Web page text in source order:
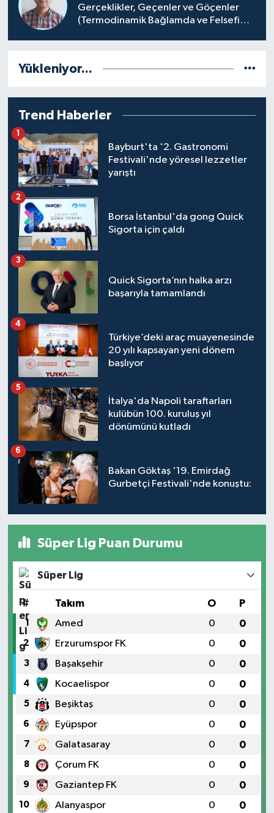
Gerçeklikler, Geçenler ve Göçenler
(Termodinamik Bağlamda ve Felsefi
Yükleniyor...
Trend Haberler
Bayburt'ta '2. Gastronomi
Festivali'nde yöresel lezzetler
yarıştı
1
Borsa İstanbul'da gong Quick
Sigorta için çaldı
2
Quick Sigorta’nın halka arzı
başarıyla tamamlandı
3
Türkiye’deki araç muayenesinde
20 yılı kapsayan yeni dönem
başlıyor
4
İtalya'da Napoli taraftarları
kulübün 100. kuruluş yıl
dönümünü kutladı
5
Bakan Göktaş '19. Emirdağ
Gurbetçi Festivali'nde konuştu:
6
Süper Lig Puan Durumu
Süper Lig
# Takım O P
1 Amed 0 0
2 Erzurumspor FK 0 0
3 Başakşehir 0 0
4 Kocaelispor 0 0
5 Beşiktaş 0 0
6 Eyüpspor 0 0
7 Galatasaray 0 0
8 Çorum FK 0 0
9 Gaziantep FK 0 0
10 Alanyaspor 0 0